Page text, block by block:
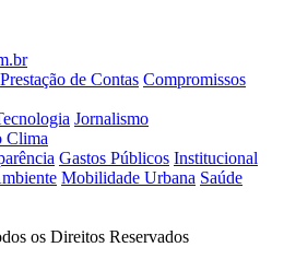
Prestação de Contas Compromissos
Jornalismo
Clima
Gastos Públicos Institucional
Mobilidade Urbana Saúde
os Direitos Reservados